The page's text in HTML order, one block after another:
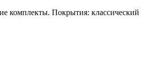
комплекты. Покрытия: классический